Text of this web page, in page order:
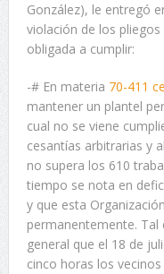
González), le entregó
violación de los
obligada a cumplir:
-# En materia 70-411
mantener un plantel
cual no se viene
cesantías arbitrarias y
no supera los 610
tiempo se nota en
y que esta
permanentemente.
general que el 18 de
cinco horas los